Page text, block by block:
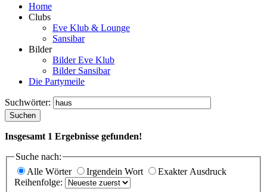
Home
Clubs
Eve Klub & Lounge
Sansibar
Bilder
Bilder Eve Klub
Bilder Sansibar
Die Partymeile
Suchwörter:
Suchen
Insgesamt 1 Ergebnisse gefunden!
Suche nach:
Alle Wörter
Irgendein Wort
Exakter Ausdruck
Reihenfolge: